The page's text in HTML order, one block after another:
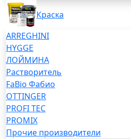
Краска
ARREGHINI
HYGGE
ЛОЙМИНА
Растворитель
FaBio Фабио
OTTINGER
PROFI TEC
PROMIX
Прочие производители